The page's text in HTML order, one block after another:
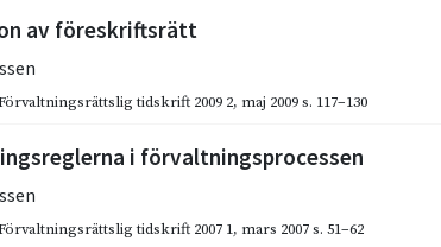
av föreskriftsrätt
tidskrift 2009 2, maj 2009s. 117–130
i förvaltningsprocessen
tidskrift 2007 1, mars 2007s. 51–62